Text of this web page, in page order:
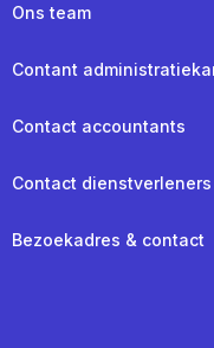
Ons team
Contant
Contact accountants
Contact dienstverleners
Bezoekadres & contact